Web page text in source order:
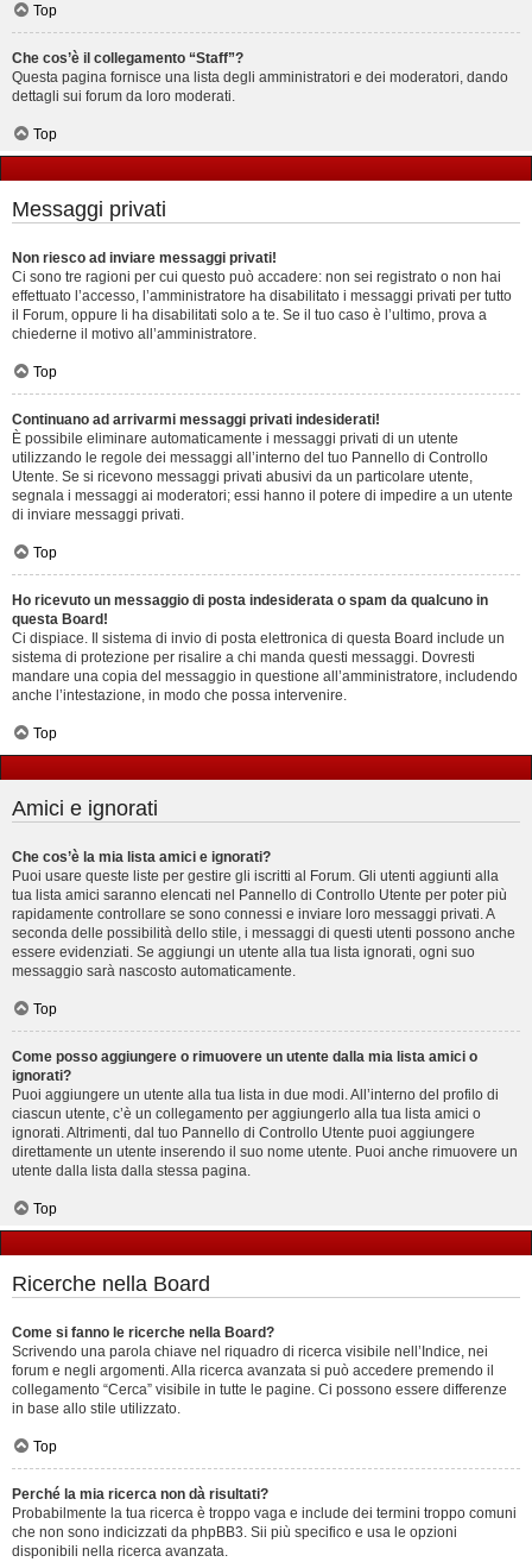
Top
Che cos’è il collegamento “Staff”?
Questa pagina fornisce una lista degli amministratori e dei moderatori, dando
dettagli sui forum da loro moderati.
Top
Messaggi privati
Non riesco ad inviare messaggi privati!
Ci sono tre ragioni per cui questo può accadere: non sei registrato o non hai
effettuato l’accesso, l’amministratore ha disabilitato i messaggi privati per tutto
il Forum, oppure li ha disabilitati solo a te. Se il tuo caso è l’ultimo, prova a
chiederne il motivo all’amministratore.
Top
Continuano ad arrivarmi messaggi privati indesiderati!
È possibile eliminare automaticamente i messaggi privati ​​di un utente
utilizzando le regole dei messaggi all’interno del tuo Pannello di Controllo
Utente. Se si ricevono messaggi privati ​​abusivi da un particolare utente,
segnala i messaggi ai moderatori; essi hanno il potere di impedire a un utente
di inviare messaggi privati​​.
Top
Ho ricevuto un messaggio di posta indesiderata o spam da qualcuno in
questa Board!
Ci dispiace. Il sistema di invio di posta elettronica di questa Board include un
sistema di protezione per risalire a chi manda questi messaggi. Dovresti
mandare una copia del messaggio in questione all’amministratore, includendo
anche l’intestazione, in modo che possa intervenire.
Top
Amici e ignorati
Che cos’è la mia lista amici e ignorati?
Puoi usare queste liste per gestire gli iscritti al Forum. Gli utenti aggiunti alla
tua lista amici saranno elencati nel Pannello di Controllo Utente per poter più
rapidamente controllare se sono connessi e inviare loro messaggi privati. A
seconda delle possibilità dello stile, i messaggi di questi utenti possono anche
essere evidenziati. Se aggiungi un utente alla tua lista ignorati, ogni suo
messaggio sarà nascosto automaticamente.
Top
Come posso aggiungere o rimuovere un utente dalla mia lista amici o
ignorati?
Puoi aggiungere un utente alla tua lista in due modi. All’interno del profilo di
ciascun utente, c’è un collegamento per aggiungerlo alla tua lista amici o
ignorati. Altrimenti, dal tuo Pannello di Controllo Utente puoi aggiungere
direttamente un utente inserendo il suo nome utente. Puoi anche rimuovere un
utente dalla lista dalla stessa pagina.
Top
Ricerche nella Board
Come si fanno le ricerche nella Board?
Scrivendo una parola chiave nel riquadro di ricerca visibile nell’Indice, nei
forum e negli argomenti. Alla ricerca avanzata si può accedere premendo il
collegamento “Cerca” visibile in tutte le pagine. Ci possono essere differenze
in base allo stile utilizzato.
Top
Perché la mia ricerca non dà risultati?
Probabilmente la tua ricerca è troppo vaga e include dei termini troppo comuni
che non sono indicizzati da phpBB3. Sii più specifico e usa le opzioni
disponibili nella ricerca avanzata.